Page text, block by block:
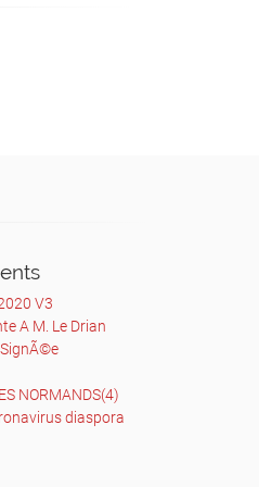
V3
A M. Le Drian
NORMANDS(4)
diaspora